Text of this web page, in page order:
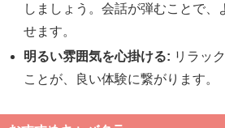
しましょう。会話が弾むことで、
せます。
明るい雰囲気を心掛ける: リラッ
ことが、良い体験に繋がります。